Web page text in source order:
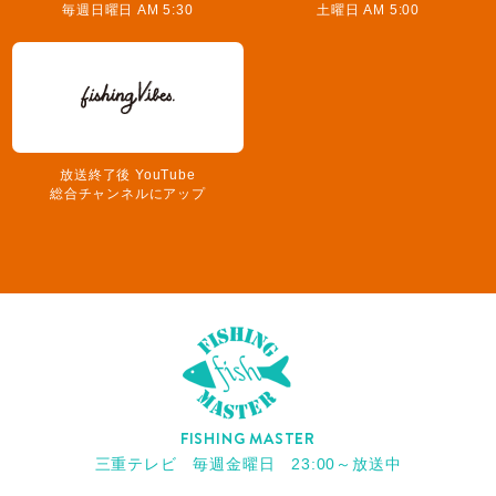
毎週日曜日 AM 5:30 土曜日 AM 5:00
放送終了後 YouTube
総合チャンネルにアップ
FISHING MASTER
三重テレビ 毎週金曜日 23:00～放送中